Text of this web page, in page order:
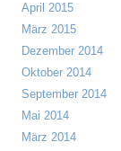
April 2015
März 2015
Dezember 2014
Oktober 2014
September 2014
Mai 2014
März 2014